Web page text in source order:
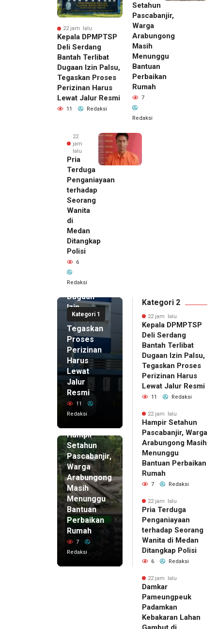
22 jam lalu
Kepala DPMPTSP
Deli Serdang
Bantah Terlibat
Dugaan Izin Palsu,
Tegaskan Proses
Perizinan Harus
Lewat Jalur Resmi
11 Redaksi
Setahun
Pascabanjir,
Warga
Arabungong
Masih
Menunggu
Bantuan
Perbaikan
Rumah
7
Redaksi
22
jam
lalu
Pria
Terduga
Penganiayaan
terhadap
Seorang
Wanita
di
Medan
Ditangkap
Polisi
6
Redaksi
Kategori 1
22 jam lalu
Kepala
DPMPTSP
Deli
Serdang
Bantah
Terlibat
Dugaan
Izin
Palsu,
Tegaskan
Proses
Perizinan
Harus
Lewat
Jalur
Resmi
11
Redaksi
Hampir
Setahun
Pascabanjir,
Warga
Arabungong
Masih
Menunggu
Bantuan
Perbaikan
Rumah
7
Redaksi
Kategori 2
22 jam lalu
Kepala DPMPTSP
Deli Serdang
Bantah Terlibat
Dugaan Izin Palsu,
Tegaskan Proses
Perizinan Harus
Lewat Jalur Resmi
11 Redaksi
22 jam lalu
Hampir Setahun
Pascabanjir, Warga
Arabungong Masih
Menunggu
Bantuan Perbaikan
Rumah
7 Redaksi
22 jam lalu
Pria Terduga
Penganiayaan
terhadap Seorang
Wanita di Medan
Ditangkap Polisi
6 Redaksi
22 jam lalu
Damkar
Pameungpeuk
Padamkan
Kebakaran Lahan